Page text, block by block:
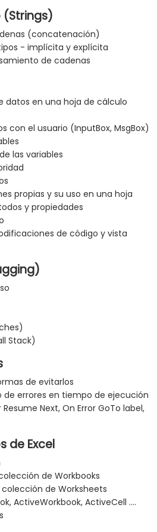
(concatenación)
- implícita y explícita
de cadenas
datos en una hoja de cálculo
con el usuario (InputBox, MsgBox)
las variables
propias y su uso en una hoja
y propiedades
de código y vista
Stack)
de evitarlos
errores en tiempo de ejecución
Next, On Error GoTo label,
de Excel
de Workbooks
de Worksheets
ActiveWorkbook, ActiveCell ....